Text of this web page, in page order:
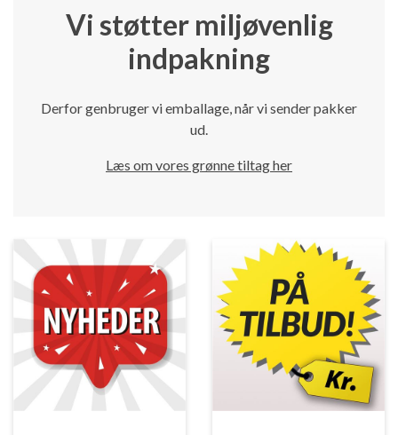
Vi støtter miljøvenlig
indpakning
Derfor genbruger vi emballage, når vi sender pakker
ud.
Læs om vores grønne tiltag her